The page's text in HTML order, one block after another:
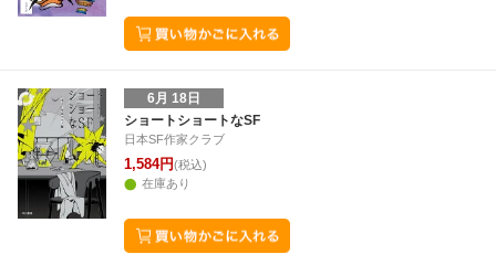
6月 18日
ショートショートなSF
日本SF作家クラブ
1,584円(税込)
在庫あり